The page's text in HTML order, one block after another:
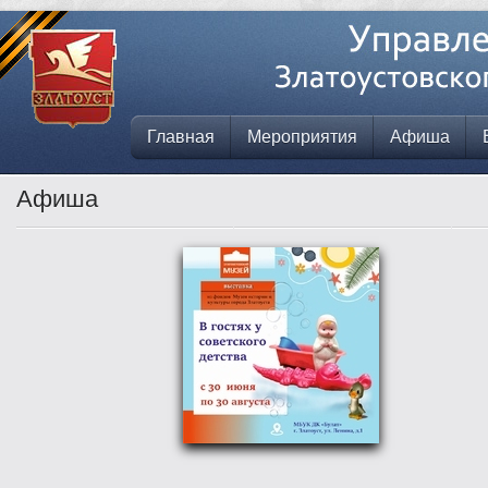
Главная Мероприятия Афиша
Афиша